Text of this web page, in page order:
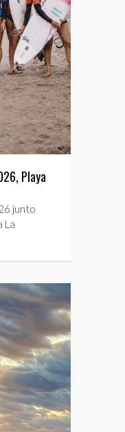
Playa
junto
La